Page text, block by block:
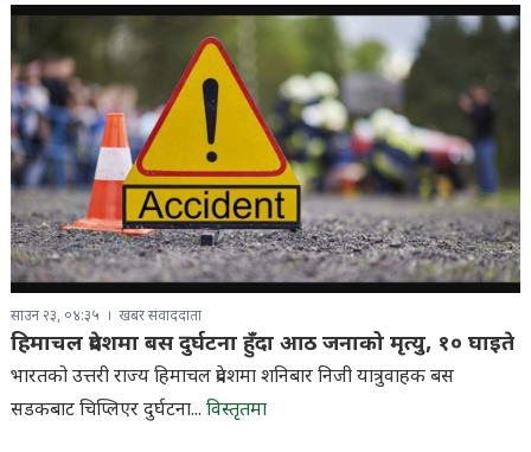
साउन २३, ०४:३५ खबर संवाददाता
हिमाचल प्रदेशमा बस दुर्घटना हुँदा आठ जनाको मृत्यु, १० घाइते
भारतको उत्तरी राज्य हिमाचल प्रदेशमा शनिबार निजी यात्रुवाहक बस
सडकबाट चिप्लिएर दुर्घटना... विस्तृतमा